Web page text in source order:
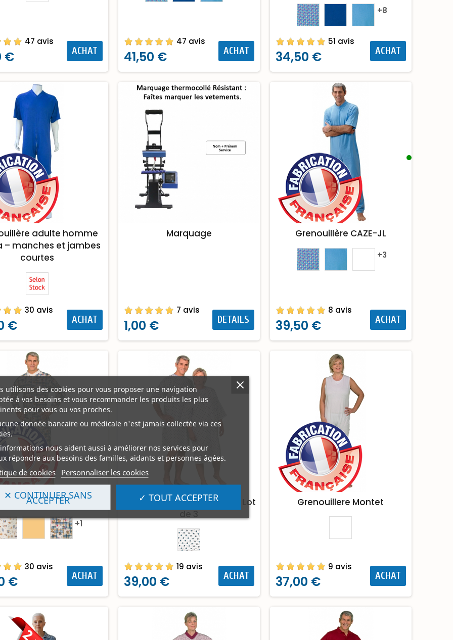
47 avis
€ ACHAT
47 avis
41,50 € ACHAT
+8
51 avis
34,50 € ACHAT
adulte homme
– manches et jambes
courtes
30 avis
€ ACHAT
Marquage
7 avis
1,00 € DETAILS
Grenouillère CAZE-JL
+3
8 avis
39,50 € ACHAT
COURCHEVEL
+1
30 avis
€ ACHAT
Chemise d'Hôpital Promo - Lot
de 3
19 avis
39,00 € ACHAT
Grenouillere Montet
9 avis
37,00 € ACHAT
utilisons des cookies pour vous proposer une navigation
à vos besoins et vous recommander les produits les plus
pour vous ou vos proches.
donnée bancaire ou médicale n'est jamais collectée via ces
nous aident aussi à améliorer nos services pour
répondre aux besoins des familles, aidants et personnes âgées.
de cookies Personnaliser les cookies
✕ CONTINUER SANS
ACCEPTER ✓ TOUT ACCEPTER